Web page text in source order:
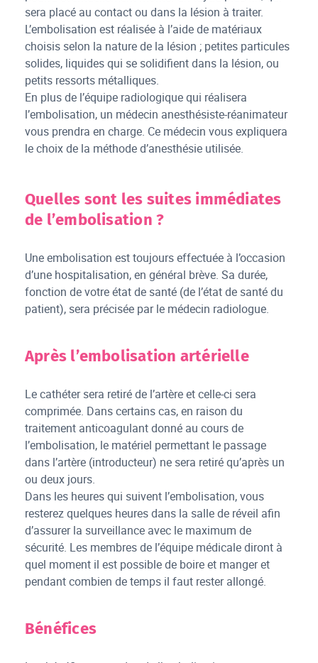
sera placé au contact ou dans la lésion à traiter.
L’embolisation est réalisée à l’aide de matériaux
choisis selon la nature de la lésion ; petites particules
solides, liquides qui se solidifient dans la lésion, ou
petits ressorts métalliques.
En plus de l’équipe radiologique qui réalisera
l’embolisation, un médecin anesthésiste-réanimateur
vous prendra en charge. Ce médecin vous expliquera
le choix de la méthode d’anesthésie utilisée.
Quelles sont les suites immédiates
de l’embolisation ?
Une embolisation est toujours effectuée à l’occasion
d’une hospitalisation, en général brève. Sa durée,
fonction de votre état de santé (de l’état de santé du
patient), sera précisée par le médecin radiologue.
Après l’embolisation artérielle
Le cathéter sera retiré de l’artère et celle-ci sera
comprimée. Dans certains cas, en raison du
traitement anticoagulant donné au cours de
l’embolisation, le matériel permettant le passage
dans l’artère (introducteur) ne sera retiré qu’après un
ou deux jours.
Dans les heures qui suivent l’embolisation, vous
resterez quelques heures dans la salle de réveil afin
d’assurer la surveillance avec le maximum de
sécurité. Les membres de l’équipe médicale diront à
quel moment il est possible de boire et manger et
pendant combien de temps il faut rester allongé.
Bénéfices